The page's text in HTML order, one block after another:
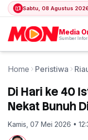
Sabtu, 08 Agustus
Media
Sumber
Home Peristiwa
Di Hari ke 40
Nekat Bunuh
Kamis, 07 Mei 2026 •